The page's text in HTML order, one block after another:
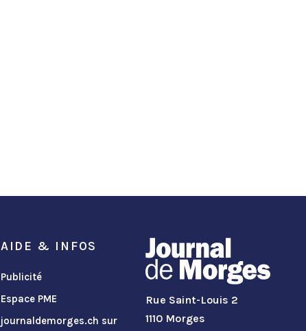
AIDE & INFOS
Publicité
Espace PME
journaldemorges.ch sur
Rue Saint-Louis 2
1110 Morges